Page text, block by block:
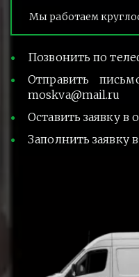
Мы работаем
Позвонить по
Отправить
moskva@mail.ru
Оставить заявку
Заполнить заявку